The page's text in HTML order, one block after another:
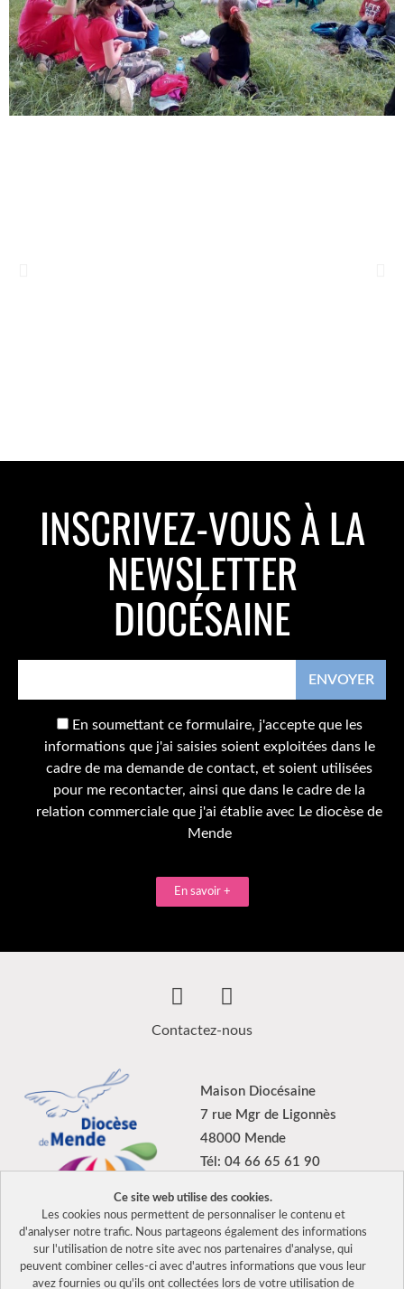
INSCRIVEZ-VOUS À LA
NEWSLETTER
DIOCÉSAINE
En soumettant ce formulaire, j'accepte que les
informations que j'ai saisies soient exploitées dans le
cadre de ma demande de contact, et soient utilisées
pour me recontacter, ainsi que dans le cadre de la
relation commerciale que j'ai établie avec Le diocèse de
Mende
En savoir +
Contactez-nous
Maison Diocésaine
7 rue Mgr de Ligonnès
48000 Mende
Tél: 04 66 65 61 90
2026 Tous droits réservés Diocèse de Mende –Mentions légales
–Politique de confidentialité
Ce site web utilise des cookies.
Les cookies nous permettent de personnaliser le contenu et
d'analyser notre trafic. Nous partageons également des informations
sur l'utilisation de notre site avec nos partenaires d'analyse, qui
peuvent combiner celles-ci avec d'autres informations que vous leur
avez fournies ou qu'ils ont collectées lors de votre utilisation de